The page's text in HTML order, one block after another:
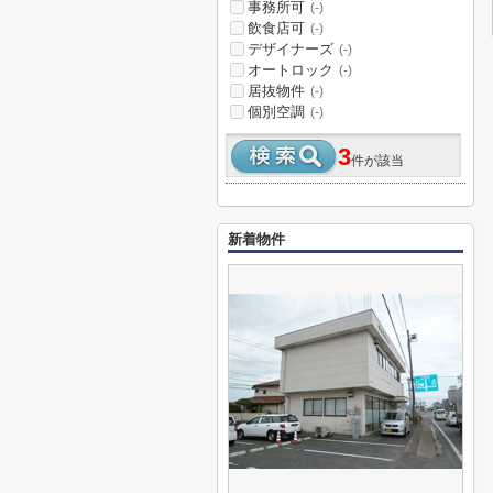
事務所可 (-)
飲食店可 (-)
デザイナーズ (-)
オートロック (-)
居抜物件 (-)
個別空調 (-)
3件が該当
新着物件